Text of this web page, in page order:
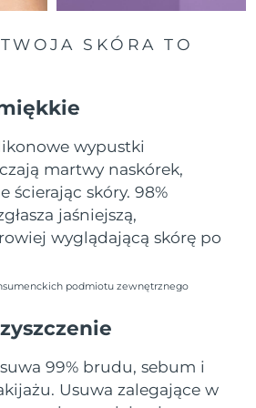
SKÓRA TO
wypustki
martwy naskórek,
ścierając skóry. 98%
jaśniejszą,
wyglądającą skórę po
podmiotu zewnętrznego
99% brudu, sebum i
Usuwa zalegające w
Oczekiwany czas dostawy
Oczekiwany czas dostawy
Oczekiwany czas dostawy
Oczekiwany czas dostawy
8/13/26
Oczekiwany czas dostawy
Oczekiwany czas dostawy
Oczekiwany czas dostawy